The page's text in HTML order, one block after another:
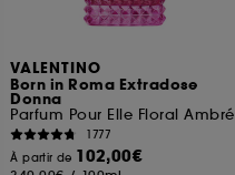
VALENTINO
Born in Roma Extradose
Donna
Parfum Pour Elle Floral Ambré
1777
À partir de 102,00€